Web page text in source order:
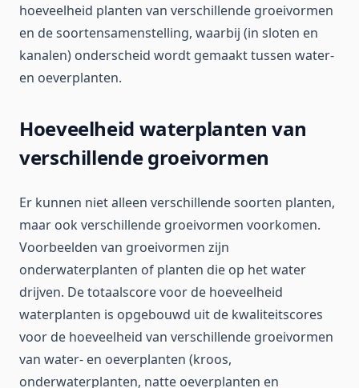
hoeveelheid planten van verschillende groeivormen
en de soortensamenstelling, waarbij (in sloten en
kanalen) onderscheid wordt gemaakt tussen water-
en oeverplanten.
Hoeveelheid waterplanten van
verschillende groeivormen
Er kunnen niet alleen verschillende soorten planten,
maar ook verschillende groeivormen voorkomen.
Voorbeelden van groeivormen zijn
onderwaterplanten of planten die op het water
drijven. De totaalscore voor de hoeveelheid
waterplanten is opgebouwd uit de kwaliteitscores
voor de hoeveelheid van verschillende groeivormen
van water- en oeverplanten (kroos,
onderwaterplanten, natte oeverplanten en